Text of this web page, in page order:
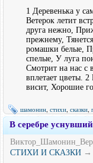
1 Деревенька у
Ветерок летит
друга нежно,
прежнему,
ромашки белые,
спелые, У луга
Смотрит на нас с
вплетает цветы.
висит, Хорошие
шамонин стихи сказки
В серебре
СТИХИ И СКАЗКИ →